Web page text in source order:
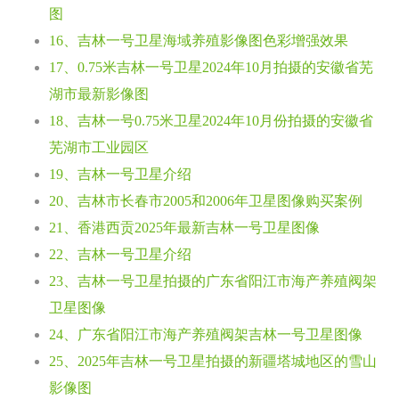
图
16、吉林一号卫星海域养殖影像图色彩增强效果
17、0.75米吉林一号卫星2024年10月拍摄的安徽省芜
湖市最新影像图
18、吉林一号0.75米卫星2024年10月份拍摄的安徽省
芜湖市工业园区
19、吉林一号卫星介绍
20、吉林市长春市2005和2006年卫星图像购买案例
21、香港西贡2025年最新吉林一号卫星图像
22、吉林一号卫星介绍
23、吉林一号卫星拍摄的广东省阳江市海产养殖阀架
卫星图像
24、广东省阳江市海产养殖阀架吉林一号卫星图像
25、2025年吉林一号卫星拍摄的新疆塔城地区的雪山
影像图